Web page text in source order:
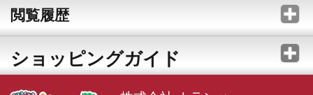
閲覧履歴
ショッピングガイド